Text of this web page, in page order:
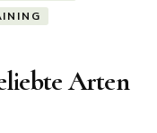
Arten